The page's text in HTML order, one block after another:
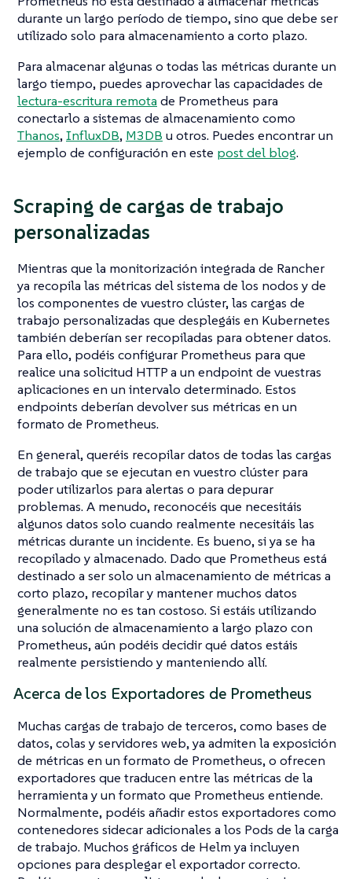
durante un largo período de tiempo, sino que debe ser
utilizado solo para almacenamiento a corto plazo.
Para almacenar algunas o todas las métricas durante un
largo tiempo, puedes aprovechar las capacidades de
lectura-escritura remota de Prometheus para
conectarlo a sistemas de almacenamiento como
Thanos,InfluxDB, M3DB u otros. Puedes encontrar un
ejemplo de configuración en este post del blog.
Scraping de cargas de trabajo
personalizadas
Mientras que la monitorización integrada de Rancher
ya recopila las métricas del sistema de los nodos y de
los componentes de vuestro clúster, las cargas de
trabajo personalizadas que desplegáis en Kubernetes
también deberían ser recopiladas para obtener datos.
Para ello, podéis configurar Prometheus para que
realice una solicitud HTTP a un endpoint de vuestras
aplicaciones en un intervalo determinado. Estos
endpoints deberían devolver sus métricas en un
formato de Prometheus.
En general, queréis recopilar datos de todas las cargas
de trabajo que se ejecutan en vuestro clúster para
poder utilizarlos para alertas o para depurar
problemas. A menudo, reconocéis que necesitáis
algunos datos solo cuando realmente necesitáis las
métricas durante un incidente. Es bueno, si ya se ha
recopilado y almacenado. Dado que Prometheus está
destinado a ser solo un almacenamiento de métricas a
corto plazo, recopilar y mantener muchos datos
generalmente no es tan costoso. Si estáis utilizando
una solución de almacenamiento a largo plazo con
Prometheus, aún podéis decidir qué datos estáis
realmente persistiendo y manteniendo allí.
Acerca de los Exportadores de Prometheus
Muchas cargas de trabajo de terceros, como bases de
datos, colas y servidores web, ya admiten la exposición
de métricas en un formato de Prometheus, o ofrecen
exportadores que traducen entre las métricas de la
herramienta y un formato que Prometheus entiende.
Normalmente, podéis añadir estos exportadores como
contenedores sidecar adicionales a los Pods de la carga
de trabajo. Muchos gráficos de Helm ya incluyen
opciones para desplegar el exportador correcto.